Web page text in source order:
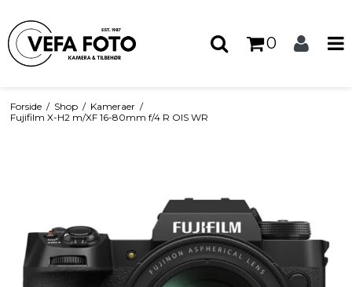
0
Forside / Shop / Kameraer /
Fujifilm X-H2 m/XF 16-80mm f/4 R OIS WR